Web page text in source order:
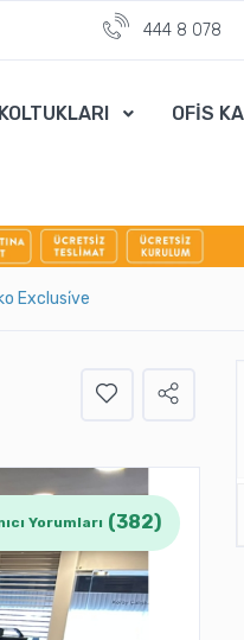
444 8 078
OFİS
Exclusi̇ve
Yorumları (382)